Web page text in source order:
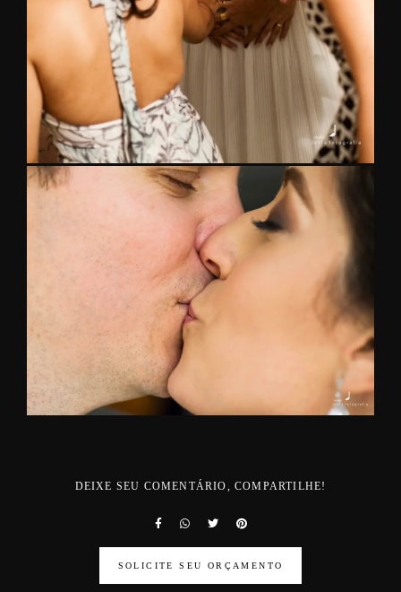
DEIXE SEU COMENTÁRIO, COMPARTILHE!
SOLICITE SEU ORÇAMENTO